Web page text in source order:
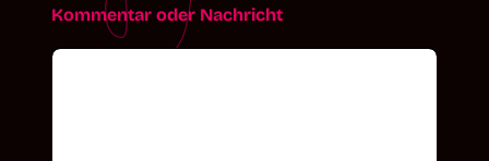
Kommentar oder Nachricht